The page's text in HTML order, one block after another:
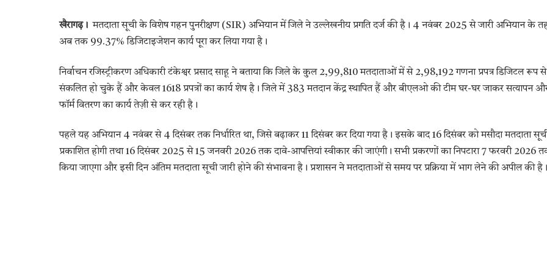
खैरागढ़। मतदाता सूची के विशेष गहन पुनरीक्षण (SIR) अभियान में जिले ने उल्लेखनीय प्रगति दर्ज की है। 4 नवंबर 2025 से जारी अभियान के
अब तक 99.37% डिजिटाइजेशन कार्य पूरा कर लिया गया है।
निर्वाचन रजिस्ट्रीकरण अधिकारी टंकेश्वर प्रसाद साहू ने बताया कि जिले के कुल 2,99,810 मतदाताओं में से 2,98,192 गणना प्रपत्र डिजिटल रूप से
संकलित हो चुके हैं और केवल 1618 प्रपत्रों का कार्य शेष है। जिले में 383 मतदान केंद्र स्थापित हैं और बीएलओ की टीम घर-घर जाकर सत्यापन
फॉर्म वितरण का कार्य तेज़ी से कर रही है।
पहले यह अभियान 4 नवंबर से 4 दिसंबर तक निर्धारित था, जिसे बढ़ाकर 11 दिसंबर कर दिया गया है। इसके बाद 16 दिसंबर को मसौदा मतदाता
प्रकाशित होगी तथा 16 दिसंबर 2025 से 15 जनवरी 2026 तक दावे-आपत्तियां स्वीकार की जाएंगी। सभी प्रकरणों का निपटारा 7 फरवरी 2026
किया जाएगा और इसी दिन अंतिम मतदाता सूची जारी होने की संभावना है। प्रशासन ने मतदाताओं से समय पर प्रक्रिया में भाग लेने की अपील की है।